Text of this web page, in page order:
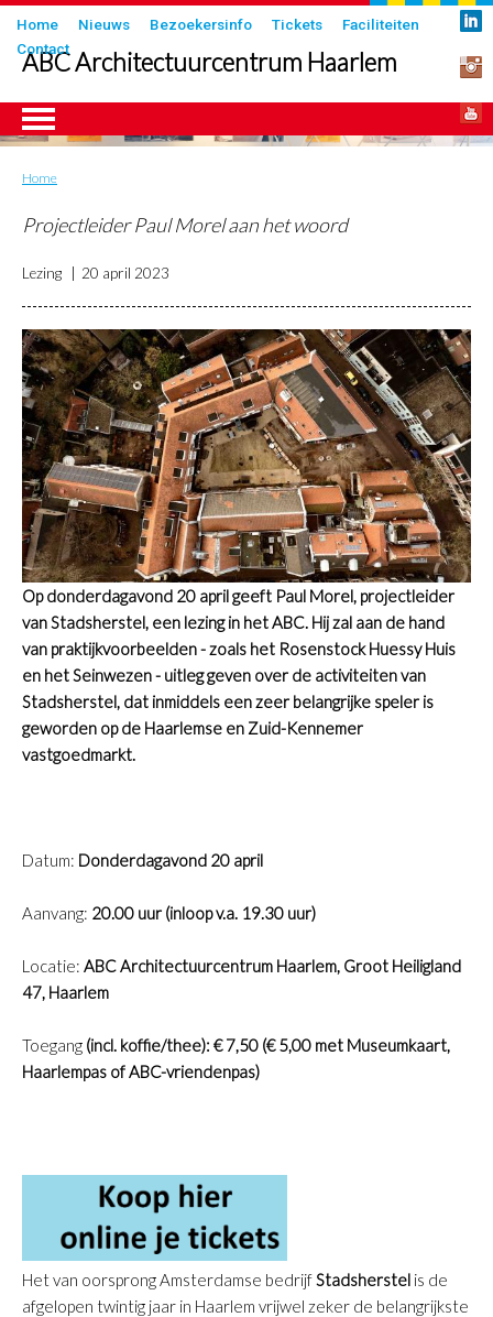
Overslaan
en
naar
inhoud
gaan
Submenu
Home Nieuws Bezoekersinfo Tickets
Faciliteiten
Contact
ABC Architectuurcentrum Haarlem
Kruimelpad
Home
Projectleider Paul Morel aan het woord
Lezing 20 april 2023
Op donderdagavond 20 april geeft Paul Morel, projectleider
van Stadsherstel, een lezing in het ABC. Hij zal aan de hand
van praktijkvoorbeelden - zoals het Rosenstock Huessy Huis
en het Seinwezen - uitleg geven over de activiteiten van
Stadsherstel, dat inmiddels een zeer belangrijke speler is
geworden op de Haarlemse en Zuid-Kennemer
vastgoedmarkt.
Datum: Donderdagavond 20 april
Aanvang: 20.00 uur (inloop v.a. 19.30 uur)
Locatie: ABC Architectuurcentrum Haarlem, Groot Heiligland
47, Haarlem
Toegang (incl. koffie/thee): € 7,50 (€ 5,00 met Museumkaart,
Haarlempas of ABC-vriendenpas)
Het van oorsprong Amsterdamse bedrijfStadsherstel is de
afgelopen twintig jaar in Haarlem vrijwel zeker de belangrijkste